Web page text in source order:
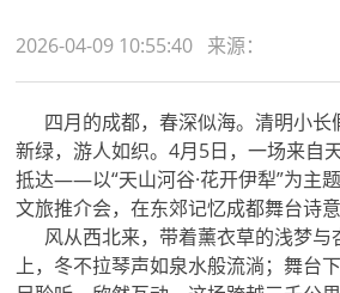
2026-04-09 10:55:40 来源：
四月的成都，春深似海。清明小长
新绿，游人如织。4月5日，一场来自
抵达——以“天山河谷·花开伊犁”为主
文旅推介会，在东郊记忆成都舞台诗意
风从西北来，带着薰衣草的浅梦与
上，冬不拉琴声如泉水般流淌；舞台